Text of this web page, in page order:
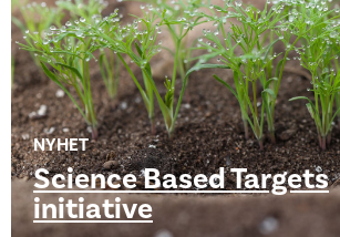
NYHET
Science Based Targets
initiative